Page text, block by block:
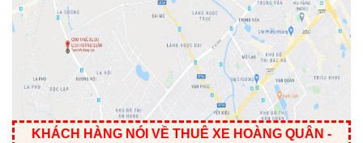
KHÁCH HÀNG NÓI VỀ THUÊ XE HOÀNG QUÂN -